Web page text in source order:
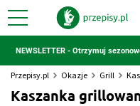
NEWSLETTER - Otrzymuj
Przepisy.pl Okazje Grill
Kaszanka